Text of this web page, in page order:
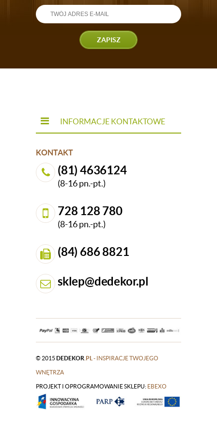
ZAPISZ
INFORMACJE KONTAKTOWE
KONTAKT
(81) 4636124
(8-16 pn.-pt.)
728 128 780
(8-16 pn.-pt.)
(84) 686 8821
sklep@dedekor.pl
© 2015 DEDEKOR .PL - INSPIRACJE TWOJEGO
WNĘTRZA
|
PROJEKT I OPROGRAMOWANIE SKLEPU: EBEXO